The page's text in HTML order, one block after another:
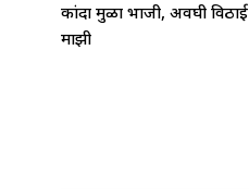
कांदा मुळा भाजी, अवघी विठाई
माझी